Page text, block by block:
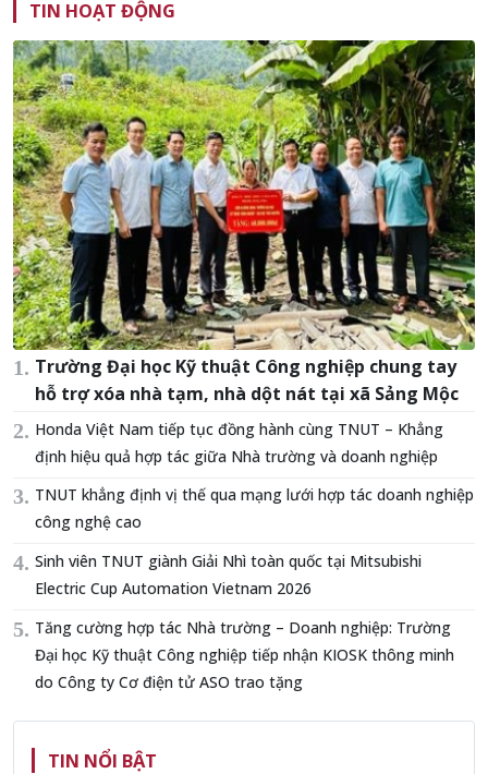
TIN HOẠT ĐỘNG
Trường Đại học Kỹ thuật Công nghiệp chung tay
hỗ trợ xóa nhà tạm, nhà dột nát tại xã Sảng Mộc
Honda Việt Nam tiếp tục đồng hành cùng TNUT – Khẳng
định hiệu quả hợp tác giữa Nhà trường và doanh nghiệp
TNUT khẳng định vị thế qua mạng lưới hợp tác doanh nghiệp
công nghệ cao
Sinh viên TNUT giành Giải Nhì toàn quốc tại Mitsubishi
Electric Cup Automation Vietnam 2026
Tăng cường hợp tác Nhà trường – Doanh nghiệp: Trường
Đại học Kỹ thuật Công nghiệp tiếp nhận KIOSK thông minh
do Công ty Cơ điện tử ASO trao tặng
TIN NỔI BẬT